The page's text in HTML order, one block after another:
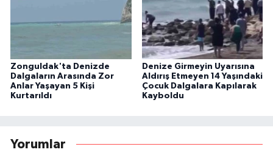
Zonguldak'ta Denizde
Dalgaların Arasında Zor
Anlar Yaşayan 5 Kişi
Kurtarıldı
Denize Girmeyin Uyarısına
Aldırış Etmeyen 14 Yaşındaki
Çocuk Dalgalara Kapılarak
Kayboldu
Yorumlar